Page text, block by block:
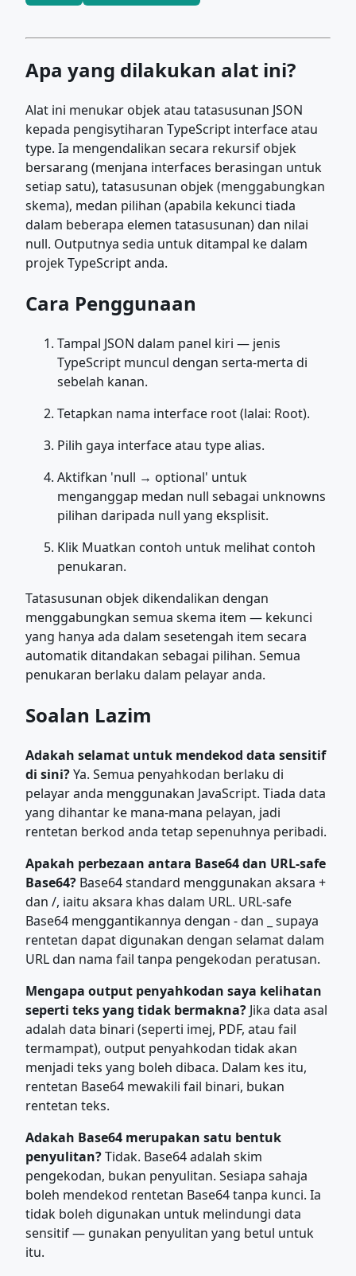
Apa yang dilakukan alat ini?
Alat ini menukar objek atau tatasusunan JSON
kepada pengisytiharan TypeScript interface atau
type. Ia mengendalikan secara rekursif objek
bersarang (menjana interfaces berasingan untuk
setiap satu), tatasusunan objek (menggabungkan
skema), medan pilihan (apabila kekunci tiada
dalam beberapa elemen tatasusunan) dan nilai
null. Outputnya sedia untuk ditampal ke dalam
projek TypeScript anda.
Cara Penggunaan
Tampal JSON dalam panel kiri — jenis
TypeScript muncul dengan serta-merta di
sebelah kanan.
Tetapkan nama interface root (lalai: Root).
Pilih gaya interface atau type alias.
Aktifkan 'null → optional' untuk
menganggap medan null sebagai unknowns
pilihan daripada null yang eksplisit.
Klik Muatkan contoh untuk melihat contoh
penukaran.
Tatasusunan objek dikendalikan dengan
menggabungkan semua skema item — kekunci
yang hanya ada dalam sesetengah item secara
automatik ditandakan sebagai pilihan. Semua
penukaran berlaku dalam pelayar anda.
Soalan Lazim
Adakah selamat untuk mendekod data sensitif
di sini?Ya. Semua penyahkodan berlaku di
pelayar anda menggunakan JavaScript. Tiada data
yang dihantar ke mana-mana pelayan, jadi
rentetan berkod anda tetap sepenuhnya peribadi.
Apakah perbezaan antara Base64 dan URL-safe
Base64? Base64 standard menggunakan aksara +
dan /, iaitu aksara khas dalam URL. URL-safe
Base64 menggantikannya dengan - dan _ supaya
rentetan dapat digunakan dengan selamat dalam
URL dan nama fail tanpa pengekodan peratusan.
Mengapa output penyahkodan saya kelihatan
seperti teks yang tidak bermakna? Jika data asal
adalah data binari (seperti imej, PDF, atau fail
termampat), output penyahkodan tidak akan
menjadi teks yang boleh dibaca. Dalam kes itu,
rentetan Base64 mewakili fail binari, bukan
rentetan teks.
Adakah Base64 merupakan satu bentuk
penyulitan?Tidak. Base64 adalah skim
pengekodan, bukan penyulitan. Sesiapa sahaja
boleh mendekod rentetan Base64 tanpa kunci. Ia
tidak boleh digunakan untuk melindungi data
sensitif — gunakan penyulitan yang betul untuk
itu.